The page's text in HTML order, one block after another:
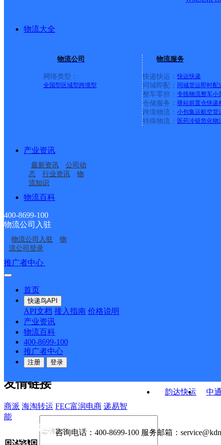
物流大全
物流公司
网络类型：
全国型 区域型跨境型
物流服务
快递快运： 快运快递
同城即配： 同城货运即时配
整车零担： 专线物流整车小
仓储服务： 驿站前置仓快递
跨境物流： 小包集运航空货
特殊物流： 医药冷链危化物
产业资讯
最新资讯
公司动
态
行业资讯
物
流知识
物流百科
400-8699-100
物流公司入驻
物流公司入驻
物
流公司登录
推广者中心
首页
快递鸟API
API文档 接入指南 价格说明
产业资讯
物流百科
400-8699-100
推广者中心
注册 登录
中国邮政集团有限公司新疆维吾尔自治区叶城县
酒泉敦煌市金山路网点
莫高窟邮政所
月牙泉镇邮政所
黄墩子邮政所
中国邮政集团有限公司
甘肃省敦煌市七里镇邮
中国邮政集团有限公司
韵达快运
中
接口API
API接口 DEMO下载
关于我们
公司介绍 企业动态
合作伙伴 快递鸟接口服务协议
户隐私政策
友情链接
商派 海淘转运 FEC富润电商 递易智
能
咨询电话： 400-8699-100 服务邮箱：